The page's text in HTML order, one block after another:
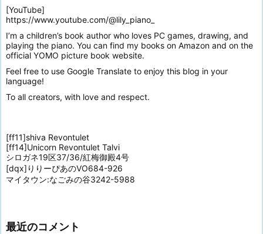
[YouTube]
https://www.youtube.com/@lily_piano_
I’m a children’s book author who loves PC games, drawing, and
playing the piano. You can find my books on Amazon and on the
official YOMO picture book website.
Feel free to use Google Translate to enjoy this blog in your
language!
To all creators, with love and respect.
[ff11]shiva Revontulet
[ff14]Unicorn Revontulet Talvi
シロガネ19区37/36/紅梅御殿4号
[dqx]りりーぴあのVO684-926
マイタウン:なごみの谷3242-5988
最近のコメント